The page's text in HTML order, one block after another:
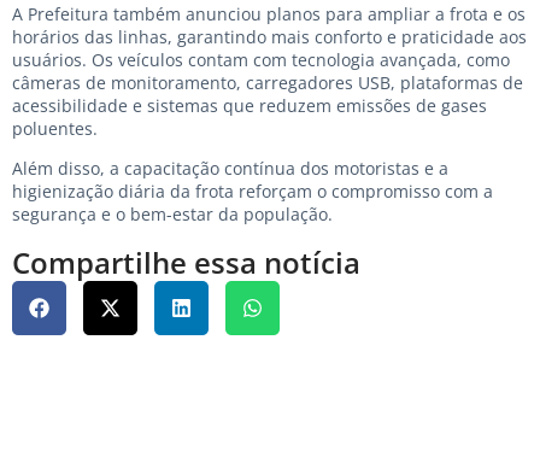
A Prefeitura também anunciou planos para ampliar a frota e os
horários das linhas, garantindo mais conforto e praticidade aos
usuários. Os veículos contam com tecnologia avançada, como
câmeras de monitoramento, carregadores USB, plataformas de
acessibilidade e sistemas que reduzem emissões de gases
poluentes.
Além disso, a capacitação contínua dos motoristas e a
higienização diária da frota reforçam o compromisso com a
segurança e o bem-estar da população.
Compartilhe essa notícia